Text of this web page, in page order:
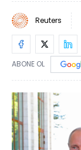
Reuters
ABONE OL